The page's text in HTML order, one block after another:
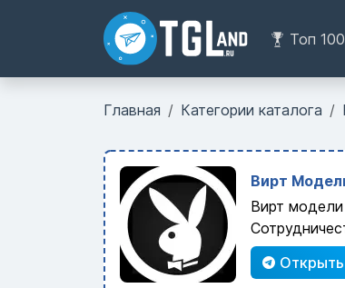
Топ 100
Главная Категории каталога
Вирт
Вирт